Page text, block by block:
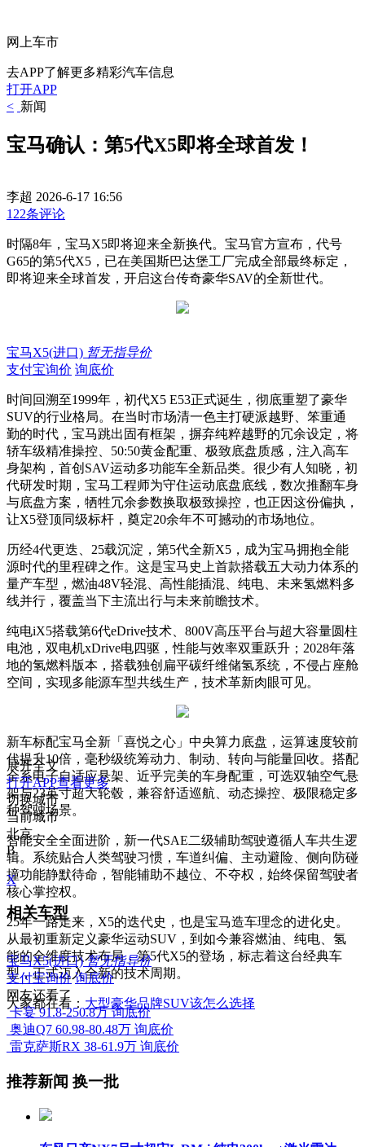
网上车市
去APP了解更多精彩汽车信息
打开APP
< 新闻
宝马确认：第5代X5即将全球首发！
李超 2026-6-17 16:56
122条评论
时隔8年，宝马X5即将迎来全新换代。宝马官方宣布，代号
G65的第5代X5，已在美国斯巴达堡工厂完成全部最终标定，
即将迎来全球首发，开启这台传奇豪华SAV的全新世代。
宝马X5(进口) 暂无指导价
支付宝询价 询底价
时间回溯至1999年，初代X5 E53正式诞生，彻底重塑了豪华
SUV的行业格局。在当时市场清一色主打硬派越野、笨重通
勤的时代，宝马跳出固有框架，摒弃纯粹越野的冗余设定，将
轿车级精准操控、50:50黄金配重、极致底盘质感，注入高车
身架构，首创SAV运动多功能车全新品类。很少有人知晓，初
代研发时期，宝马工程师为守住运动底盘底线，数次推翻车身
与底盘方案，牺牲冗余参数换取极致操控，也正因这份偏执，
让X5登顶同级标杆，奠定20余年不可撼动的市场地位。
历经4代更迭、25载沉淀，第5代全新X5，成为宝马拥抱全能
源时代的里程碑之作。这是宝马史上首款搭载五大动力体系的
量产车型，燃油48V轻混、高性能插混、纯电、未来氢燃料多
线并行，覆盖当下主流出行与未来前瞻技术。
纯电iX5搭载第6代eDrive技术、800V高压平台与超大容量圆柱
电池，双电机xDrive电四驱，性能与效率双重跃升；2028年落
地的氢燃料版本，搭载独创扁平碳纤维储氢系统，不侵占座舱
空间，实现多能源车型共线生产，技术革新肉眼可见。
新车标配宝马全新「喜悦之心」中央算力底盘，运算速度较前
代提升10倍，毫秒级统筹动力、制动、转向与能量回收。搭配
全系电子自适应悬架、近乎完美的车身配重，可选双轴空气悬
架与23英寸超大轮毂，兼容舒适巡航、动态操控、极限稳定多
种驾驶场景。
智能安全全面进阶，新一代SAE二级辅助驾驶遵循人车共生逻
辑。系统贴合人类驾驶习惯，车道纠偏、主动避险、侧向防碰
撞功能静默待命，智能辅助不越位、不夺权，始终保留驾驶者
核心掌控权。
25年一路走来，X5的迭代史，也是宝马造车理念的进化史。
从最初重新定义豪华运动SUV，到如今兼容燃油、纯电、氢
能的全维度技术布局，第5代X5的登场，标志着这台经典车
型，正式迈入全新的技术周期。
大家都在看： 大型豪华品牌SUV该怎么选择
展开全文
打开APP查看更多
切换城市
当前城市
北京
B
X
相关车型
宝马X5(进口) 暂无指导价
支付宝询价 询底价
网友还看了
卡宴 91.8-250.8万 询底价
奥迪Q7 60.98-80.48万 询底价
雷克萨斯RX 38-61.9万 询底价
推荐新闻 换一批